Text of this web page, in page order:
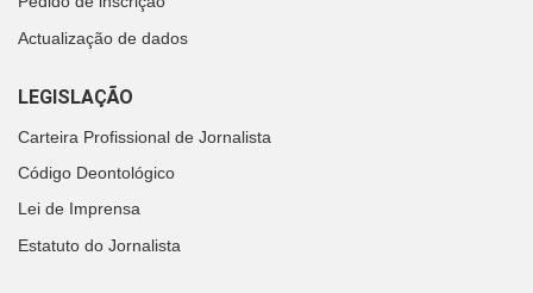
Actualização de dados
LEGISLAÇÃO
Carteira Profissional de Jornalista
Código Deontológico
Lei de Imprensa
Estatuto do Jornalista